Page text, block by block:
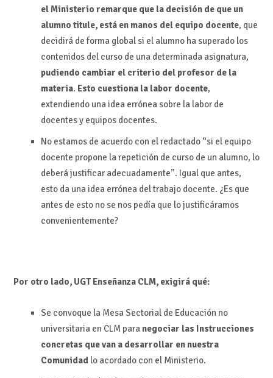
el Ministerio remarque que la decisión de que un
alumno titule, está en manos del equipo docente, que
decidirá de forma global si el alumno ha superado los
contenidos del curso de una determinada asignatura,
pudiendo cambiar el criterio del profesor de la
materia. Esto cuestiona la labor docente,
extendiendo una idea errónea sobre la labor de
docentes y equipos docentes.
No estamos de acuerdo con el redactado “si el equipo
docente propone la repetición de curso de un alumno, lo
deberá justificar adecuadamente”. Igual que antes,
esto da una idea errónea del trabajo docente. ¿Es que
antes de esto no se nos pedía que lo justificáramos
convenientemente?
Por otro lado, UGT Enseñanza CLM, exigirá qué:
Se convoque la Mesa Sectorial de Educación no
universitaria en CLM para negociar las Instrucciones
concretas que van a desarrollar en nuestra
Comunidadlo acordado con el Ministerio.